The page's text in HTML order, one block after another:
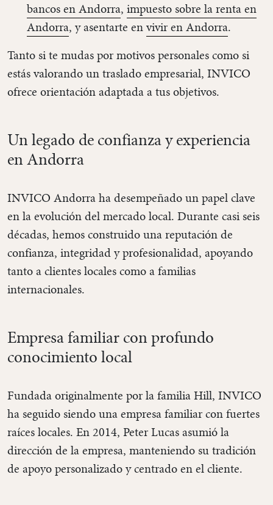
bancos en Andorra, impuesto sobre la renta en
Andorra, y asentarte envivir en Andorra.
Tanto si te mudas por motivos personales como si
estás valorando un traslado empresarial, INVICO
ofrece orientación adaptada a tus objetivos.
Un legado de confianza y experiencia
en Andorra
INVICO Andorra ha desempeñado un papel clave
en la evolución del mercado local. Durante casi seis
décadas, hemos construido una reputación de
confianza, integridad y profesionalidad, apoyando
tanto a clientes locales como a familias
internacionales.
Empresa familiar con profundo
conocimiento local
Fundada originalmente por la familia Hill, INVICO
ha seguido siendo una empresa familiar con fuertes
raíces locales. En 2014, Peter Lucas asumió la
dirección de la empresa, manteniendo su tradición
de apoyo personalizado y centrado en el cliente.